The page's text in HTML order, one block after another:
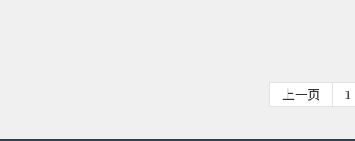
上一页 1